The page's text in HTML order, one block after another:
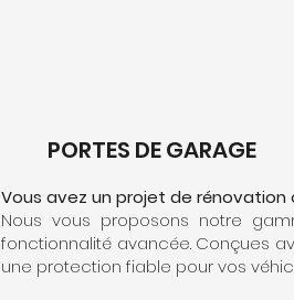
PORTES DE GARAGE
Vous avez un projet de
Nous vous proposons notre
fonctionnalité avancée. Conçues
une protection fiable pour vos